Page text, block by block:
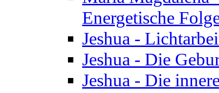
Energetische
Jeshua -
Jeshua - Die
Jeshua - Die